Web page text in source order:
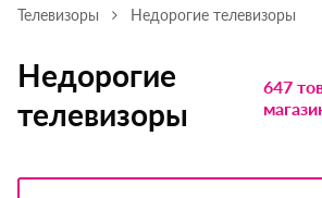
Телевизоры
Недорогие телевизоры
Недорогие
телевизоры
647